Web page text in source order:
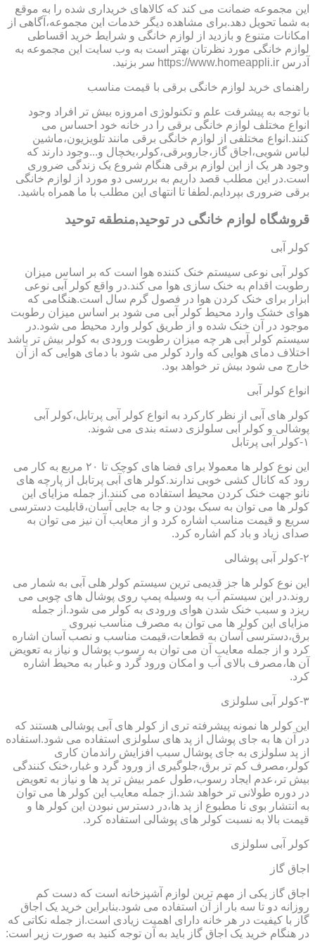
این مجموعه ضمانت می کند که کالاهای خریداری شده را به موقع
به شما تحویل دهد.برای مشاهده دیگر خدمات این مجموعه،آگاهی از
امکانات متنوع و بازدید از لوازم خانگی و شرایط خرید اقساطی
لوازم خانگی مورد نظرتان بهتر است به وب سایت این مجموعه به
آدرس https://www.homeappli.ir سر بزنید.
راهنمای خرید لوازم خانگی برقی با قیمت مناسب
با توجه به پیشرفت علم و تکنولوژی امروزه بیش تر افراد وجود
انواع مختلف لوازم خانگی برقی را در خانه خود احساس می
کنند.انواع مختلفی از لوازم خانگی برقی مانند تلویزیون،ماشین
لباس شویی،اجاق گاز،جاروبرقی،کولر،یخچال و...وجود دارند که
وجود هر یک از این لوازم برقی هنگام شروع یک زندگی ضروری
است.در این مطلب قصد داریم به بررسی دو مورد از لوازم خانگی
برقی ضروری بپردایم.لطفا تا انتهای این مطلب با ما همراه باشید.
قروشگاه لوازم خانگی در توحید,منطقه توحید
کولر آبی
کولر آبی نوعی سیستم خنک کننده هوا است که بر اساس میزان
رطوبت اقدام به خنک سازی هوا می کند.در واقع کولر آبی نوعی
ابزار برای خنک کردن هوا در فصول گرم سال است.هنگامی که
هوای خشک وارد محیط کولر آبی می شود بر اساس میزان رطوبت
موجود در آن خنک شده و از طریق کولر وارد محیط می شود.در
سیستم کولر آبی هر چه میزان رطوبت ورودی به کولر بیش تر باشد
اختلاف دمای هوایی که وارد کولر می شود با دمای هوایی که از آن
خارج می شود بیش تر خواهد بود.
انواع کولر آبی
کولر های آبی از نظر کارکرد به انواع کولر آبی پرتابل،کولر آبی
پوشالی و کولر آبی سلولزی دسته بندی می شوند.
۱-کولر آبی پرتابل
این نوع کولر ها معمولا برای فضا های کوچک تا ۲۰ مربع به کار می
رود که کانال کشی خوبی ندارند.کولر های آبی پرتابل از پارچه های
نانو جهت خنک کردن محیط استفاده می کنند.از جمله مزایای این
کولر ها می توان به سبک بودن و جا به جایی آسان،قابلیت دسترسی
سریع و قیمت مناسب اشاره کرد و از معایب آن نیز می توان به
صدای زیاد و باد کم اشاره کرد.
۲-کولر آبی پوشالی
این نوع کولر ها جز قدیمی ترین سیستم کولر هلی آبی به شمار می
روند.در این سیستم آب به وسیله پمپ روی پوشال های چوبی می
ریزد و سبب خنک شدن هوای ورودی به کولر می شود.از جمله
مزایای این کولر ها می توان به مصرف مناسب نیروی
برق،دسترسی آسان به قطعات،قیمت مناسب و نصب آسان اشاره
کرد و از جمله معایب آن می توان به رسوب پوشال و نیاز به تعویض
آن ها،مصرف بالای آب و امکان ورود گرد و غبار به محیط اشاره
کرد.
۳-کولر آبی سلولزی
این کولر ها نمونه پیشرفته تری از کولر های آبی پوشالی هستند که
در آن ها به جای پوشال از پد های سلولزی استفاده می شود.استفاده
از پد سلولزی به جای پوشال سبب افزایش راندمان کاری
کولر،مصرف کم تر برق،جلوگیری از ورود گرد و غبار،خنک کنندگی
بیش تر،عدم ایجاد رسوب،طول عمر بیش تر پد ها و نیاز به تعویض
در دوره طولانی تر خواهد شد.از جمله معایب این کولر ها می توان
به انتشار بوی نا مطبوع از پد ها،در دسترس نبودن این کولر ها و
قیمت بالا به نسبت کولر های پوشالی استفاده کرد.
کولر آبی سلولزی
اجاق گاز
اجاق گاز یکی از مهم ترین لوازم آشپزخانه است که دست کم
روزانه دو تا سه بار از آن استفاده می شود.بنابراین خرید یک اجاق
گاز با کیفیت در هر خانه دارای اهمیت زیادی است.از جمله نکاتی که
در هنگام خرید یک اجاق گاز باید به آن توجه کنید به صورت زیر است: